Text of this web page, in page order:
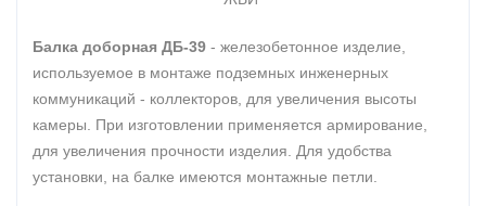
Балка доборная ДБ-39 - железобетонное изделие,
используемое в монтаже подземных инженерных
коммуникаций - коллекторов, для увеличения высоты
камеры. При изготовлении применяется армирование,
для увеличения прочности изделия. Для удобства
установки, на балке имеются монтажные петли.